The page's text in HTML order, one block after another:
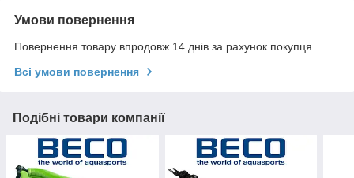
Умови повернення
Повернення товару впродовж 14 днів за рахунок покупця
Всі умови повернення
Подібні товари компанії